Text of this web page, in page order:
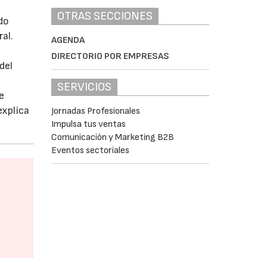
OTRAS SECCIONES
AGENDA
DIRECTORIO POR EMPRESAS
SERVICIOS
Jornadas Profesionales
Impulsa tus ventas
Comunicación y Marketing B2B
Eventos sectoriales